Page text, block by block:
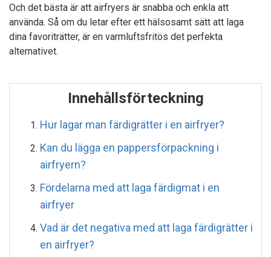
Och det bästa är att airfryers är snabba och enkla att
använda. Så om du letar efter ett hälsosamt sätt att laga
dina favoriträtter, är en varmluftsfritös det perfekta
alternativet.
Innehållsförteckning
Hur lagar man färdigrätter i en airfryer?
Kan du lägga en pappersförpackning i
airfryern?
Fördelarna med att laga färdigmat i en
airfryer
Vad är det negativa med att laga färdigrätter i
en airfryer?